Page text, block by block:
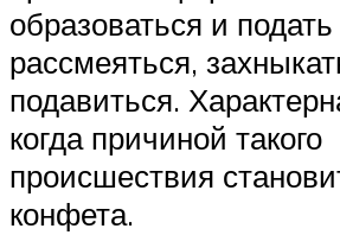
образоваться и подать
рассмеяться,
подавиться.
когда причиной такого
происшествия
конфета.